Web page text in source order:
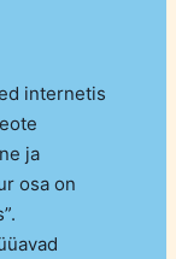
internetis
ja
osa on